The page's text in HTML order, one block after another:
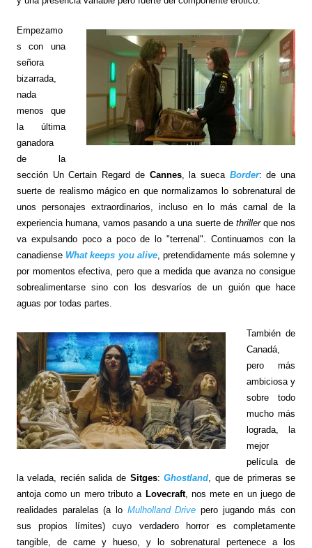
Empezamo
s con una
señora
bizarrada,
nada
menos que
la última
ganadora
de la
sección Un Certain Regard de Cannes, la sueca Border: de una
suerte de realismo mágico en que normalizamos lo sobrenatural de
unos personajes extraordinarios, incluso en lo más carnal de la
experiencia humana, vamos pasando a una suerte de thriller que nos
va expulsando poco a poco de lo "terrenal". Continuamos con la
canadiense What keeps you alive , pretendidamente más solemne y
por momentos efectiva, pero que a medida que avanza no consigue
sobrealimentarse sino con los desvaríos de un guión que hace
aguas por todas partes.
También de
Canadá,
pero más
ambiciosa y
sobre todo
mucho más
lograda, la
mejor
película de
la velada, recién salida de Sitges:Ghostland , que de primeras se
antoja como un mero tributo a Lovecraft, nos mete en un juego de
realidades paralelas (a lo Mulholland Drive pero jugando más con
sus propios límites) cuyo verdadero horror es completamente
tangible, de carne y hueso, y lo sobrenatural pertenece a los